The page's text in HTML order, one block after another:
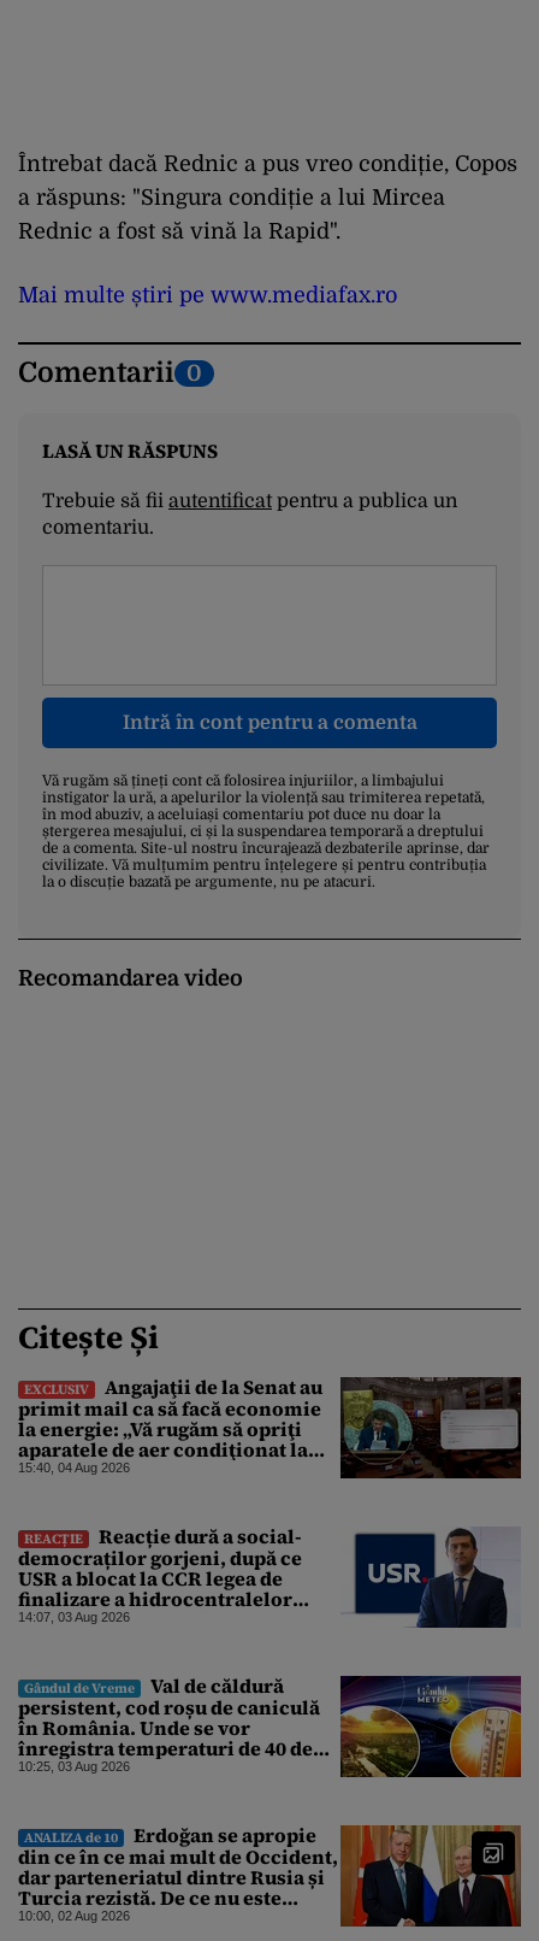
Întrebat dacă Rednic a pus vreo condiție, Copos
a răspuns: "Singura condiție a lui Mircea
Rednic a fost să vină la Rapid".
Mai multe știri pe www.mediafax.ro
Comentarii 0
LASĂ UN RĂSPUNS
Trebuie să fii autentificatpentru a publica un
comentariu.
Intră în cont pentru a comenta
Vă rugăm să țineți cont că folosirea injuriilor, a limbajului
instigator la ură, a apelurilor la violență sau trimiterea repetată,
în mod abuziv, a aceluiași comentariu pot duce nu doar la
ștergerea mesajului, ci și la suspendarea temporară a dreptului
de a comenta. Site-ul nostru încurajează dezbaterile aprinse, dar
civilizate. Vă mulțumim pentru înțelegere și pentru contribuția
la o discuție bazată pe argumente, nu pe atacuri.
Recomandarea video
Citește Și
EXCLUSIV
Angajaţii de la Senat au
primit mail ca să facă economie
la energie: „Vă rugăm să opriţi
aparatele de aer condiţionat la
sfârşitul programului”
15:40, 04 Aug 2026
REACȚIE
Reacție dură a social-
democraților gorjeni, după ce
USR a blocat la CCR legea de
finalizare a hidrocentralelor
abandonate. „Nu ne-ar surprinde
abătut o cupolă de foc”
14:07, 03 Aug 2026
Gândul de Vreme
Val de căldură
persistent, cod roșu de caniculă
în România. Unde se vor
înregistra temperaturi de 40 de
grade, potrivit ANM
10:25, 03 Aug 2026
ANALIZA de 10
Erdoğan se apropie
din ce în ce mai mult de Occident,
dar parteneriatul dintre Rusia și
Turcia rezistă. De ce nu este
Moscova îngrijorată de
10:00, 02 Aug 2026